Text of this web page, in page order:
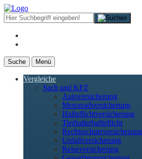
Suche Menü
Vergleiche
Sach und KFZ
Autoversicherung
Motorradversicherung
Haftpflichtversicherung
Tierhalterhaftpflicht
Rechtsschutzversicherung
Unfallversicherung
Reiseversicherung